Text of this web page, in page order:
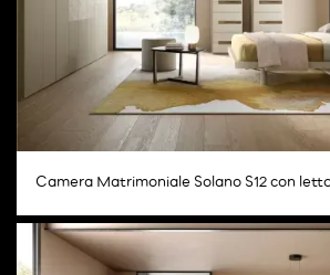
Camera Matrimoniale Solano S12 con